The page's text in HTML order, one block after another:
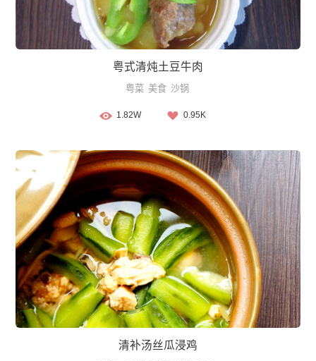
粤式清炖土豆牛肉
粤菜 美食 沙锅
1.82W 0.95K
清补汤丝瓜浸鸡